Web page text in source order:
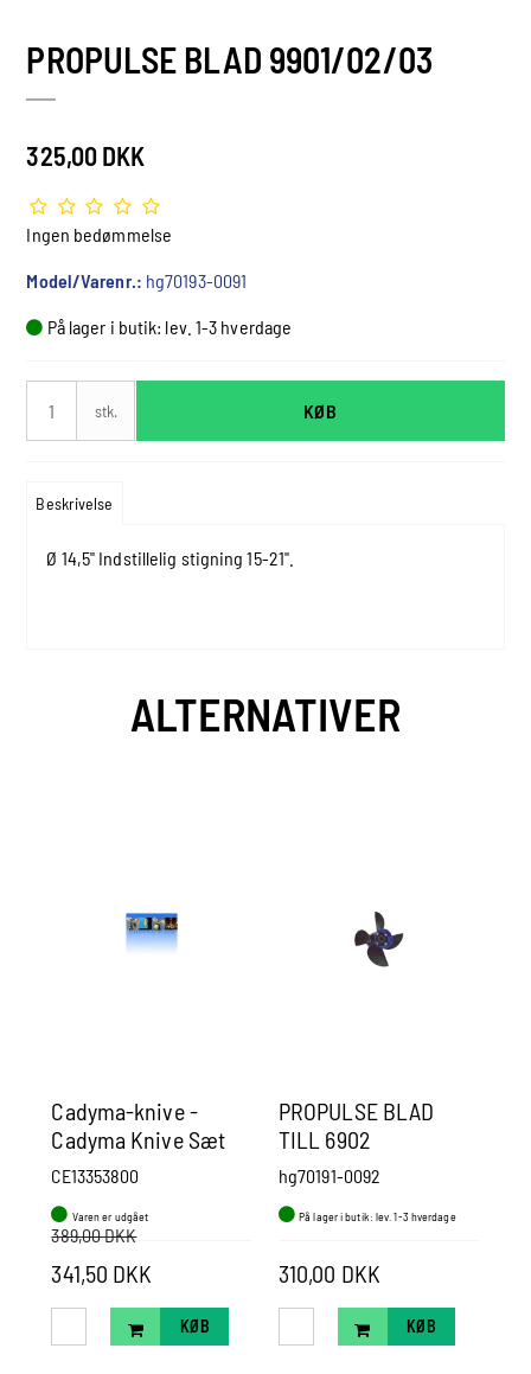
PROPULSE BLAD 9901/02/03
325,00 DKK
Ingen bedømmelse
Model/Varenr.: hg70193-0091
På lager i butik: lev. 1-3 hverdage
stk. KØB
Beskrivelse
Ø 14,5" Indstillelig stigning 15-21".
ALTERNATIVER
Cadyma-knive -
Cadyma Knive Sæt
f/lystbåde 3 Knive & 1
CE13353800
Varen er udgået
389,00 DKK
341,50 DKK
KØB
PROPULSE BLAD
TILL 6902
hg70191-0092
På lager i butik: lev. 1-3 hverdage
310,00 DKK
KØB